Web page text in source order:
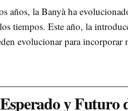
años, la Banyà ha
tiempos. Este año, la
evolucionar para incorporar
y Futuro